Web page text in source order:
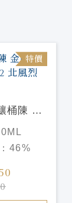
特價
桶陳 金
北
46%